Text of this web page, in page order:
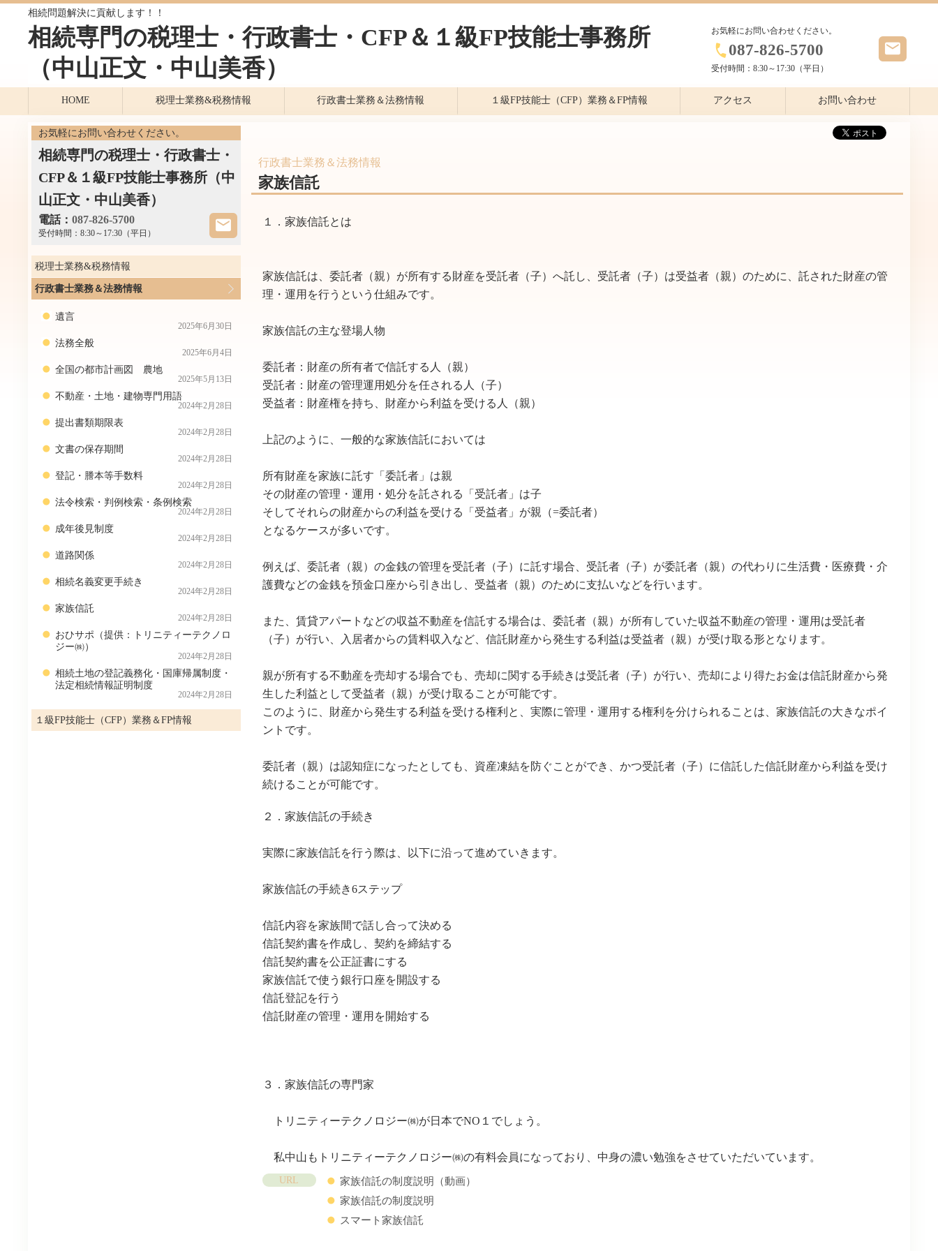
相続問題解決に貢献します！！
相続専門の税理士・行政書士・CFP＆１級FP技能士事務所
（中山正文・中山美香）
お気軽にお問い合わせください。
087-826-5700
受付時間： 8:30～17:30（平日）
HOME 税理士業務&税務情報 行政書士業務＆法務情報 １級FP技能士（CFP）業務＆FP情報 アクセス お問い合わせ
行政書士業務＆法務情報
家族信託
１．家族信託とは
家族信託は、委託者（親）が所有する財産を受託者（子）へ託し、受託者（子）は受益者（親）のために、託された財産の管
理・運用を行うという仕組みです。
家族信託の主な登場人物
委託者：財産の所有者で信託する人（親）
受託者：財産の管理運用処分を任される人（子）
受益者：財産権を持ち、財産から利益を受ける人（親）
上記のように、一般的な家族信託においては
所有財産を家族に託す「委託者」は親
その財産の管理・運用・処分を託される「受託者」は子
そしてそれらの財産からの利益を受ける「受益者」が親（=委託者）
となるケースが多いです。
例えば、委託者（親）の金銭の管理を受託者（子）に託す場合、受託者（子）が委託者（親）の代わりに生活費・医療費・介
護費などの金銭を預金口座から引き出し、受益者（親）のために支払いなどを行います。
また、賃貸アパートなどの収益不動産を信託する場合は、委託者（親）が所有していた収益不動産の管理・運用は受託者
（子）が行い、入居者からの賃料収入など、信託財産から発生する利益は受益者（親）が受け取る形となります。
親が所有する不動産を売却する場合でも、売却に関する手続きは受託者（子）が行い、売却により得たお金は信託財産から発
生した利益として受益者（親）が受け取ることが可能です。
このように、財産から発生する利益を受ける権利と、実際に管理・運用する権利を分けられることは、家族信託の大きなポイ
ントです。
委託者（親）は認知症になったとしても、資産凍結を防ぐことができ、かつ受託者（子）に信託した信託財産から利益を受け
続けることが可能です。
２．家族信託の手続き
実際に家族信託を行う際は、以下に沿って進めていきます。
家族信託の手続き6ステップ
信託内容を家族間で話し合って決める
信託契約書を作成し、契約を締結する
信託契約書を公正証書にする
家族信託で使う銀行口座を開設する
信託登記を行う
信託財産の管理・運用を開始する
３．家族信託の専門家
トリニティーテクノロジー㈱が日本でNO１でしょう。
私中山もトリニティーテクノロジー㈱の有料会員になっており、中身の濃い勉強をさせていただいています。
URL
家族信託の制度説明（動画）
家族信託の制度説明
スマート家族信託
お気軽にお問い合わせください。
相続専門の税理士・行政書士・
CFP＆１級FP技能士事務所（中
山正文・中山美香）
電話： 087-826-5700
受付時間： 8:30～17:30（平日）
税理士業務&税務情報
行政書士業務＆法務情報
遺言
2025年6月30日
法務全般
2025年6月4日
全国の都市計画図 農地
2025年5月13日
不動産・土地・建物専門用語
2024年2月28日
提出書類期限表
2024年2月28日
文書の保存期間
2024年2月28日
登記・謄本等手数料
2024年2月28日
法令検索・判例検索・条例検索
2024年2月28日
成年後見制度
2024年2月28日
道路関係
2024年2月28日
相続名義変更手続き
2024年2月28日
家族信託
2024年2月28日
おひサポ（提供：トリニティーテクノロ
ジー㈱）
2024年2月28日
相続土地の登記義務化・国庫帰属制度・
法定相続情報証明制度
2024年2月28日
１級FP技能士（CFP）業務＆FP情報